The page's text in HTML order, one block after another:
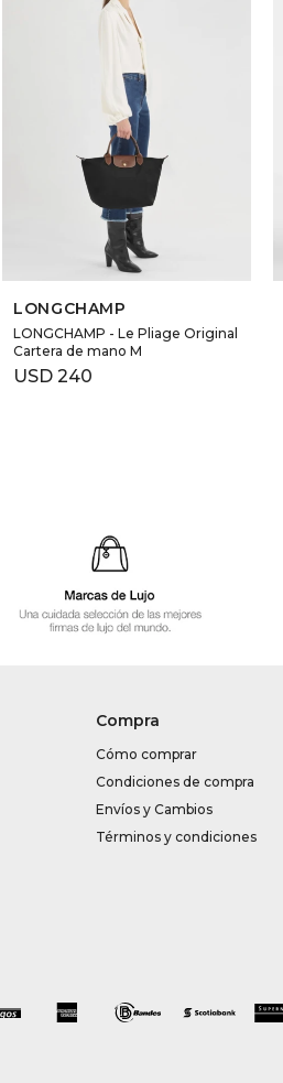
LONGCHAMP
LONGCHAMP - Le Pliage Original
Cartera de mano M
USD 240
Compra
Cómo comprar
Condiciones de compra
Envíos y Cambios
Términos y condiciones